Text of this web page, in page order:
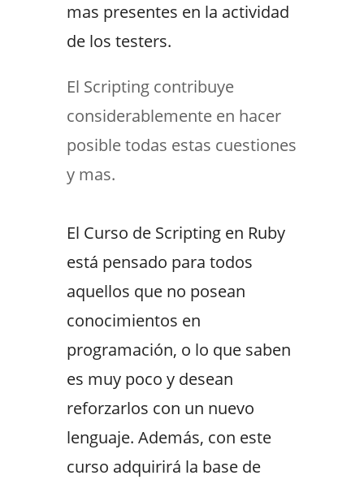
mas presentes en la actividad
de los testers.
El Scripting contribuye
considerablemente en hacer
posible todas estas cuestiones
y mas.
El Curso de Scripting en Ruby
está pensado para todos
aquellos que no posean
conocimientos en
programación, o lo que saben
es muy poco y desean
reforzarlos con un nuevo
lenguaje. Además, con este
curso adquirirá la base de